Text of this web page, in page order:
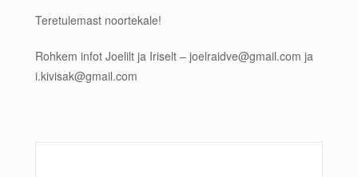
Teretulemast noortekale!
Rohkem infot Joelilt ja Iriselt – joelraidve@gmail.com ja
i.kivisak@gmail.com